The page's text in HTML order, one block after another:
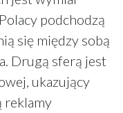
podchodzą
się między sobą
Drugą sferą jest
ukazujący
reklamy